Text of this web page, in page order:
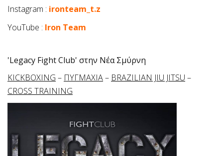
Instagram : ironteam_t.z
YouTube : Iron Team
'Legacy Fight Club' στην Νέα Σμύρνη
KICKBOXING – ΠΥΓΜΑΧΙΑ– BRAZILIAN JIU JITSU –
CROSS TRAINING